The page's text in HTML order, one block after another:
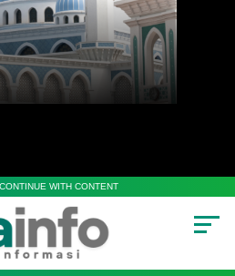
WITH CONTENT